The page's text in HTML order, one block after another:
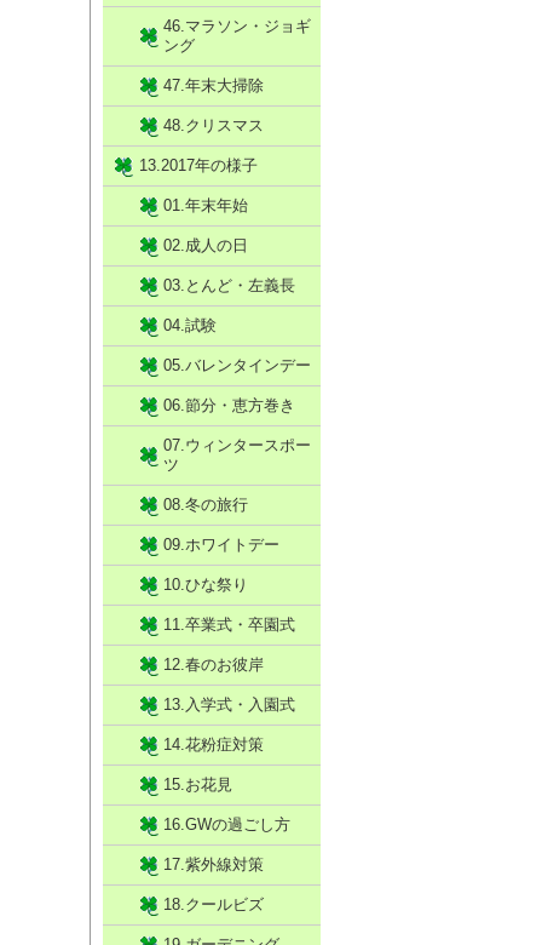
46.マラソン・ジョギ
ング
47.年末大掃除
48.クリスマス
13.2017年の様子
01.年末年始
02.成人の日
03.とんど・左義長
04.試験
05.バレンタインデー
06.節分・恵方巻き
07.ウィンタースポー
ツ
08.冬の旅行
09.ホワイトデー
10.ひな祭り
11.卒業式・卒園式
12.春のお彼岸
13.入学式・入園式
14.花粉症対策
15.お花見
16.GWの過ごし方
17.紫外線対策
18.クールビズ